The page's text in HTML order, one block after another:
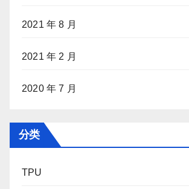
2021 年 8 月
2021 年 2 月
2020 年 7 月
分类
TPU